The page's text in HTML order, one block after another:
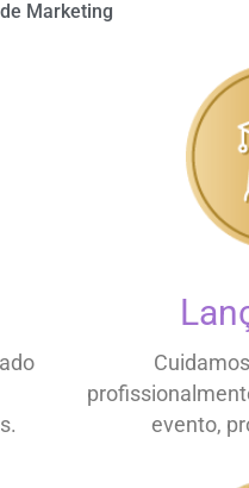
Marketing
evento,